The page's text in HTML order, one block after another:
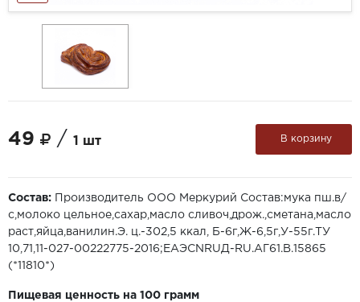
49 / 1 шт В корзину
Состав:
Производитель ООО Меркурий Состав:мука пш.в/
с,молоко цельное,сахар,масло сливоч,дрож.,сметана,масло
раст,яйца,ванилин.Э. ц.-302,5 ккал, Б-6г,Ж-6,5г,У-55г.ТУ
10,71,11-027-00222775-2016;ЕАЭСNRUД-RU.АГ61.В.15865
(*11810*)
Пищевая ценность на 100 грамм